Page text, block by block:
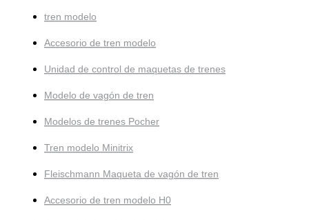
tren modelo
Accesorio de tren modelo
Unidad de control de maquetas de trenes
Modelo de vagón de tren
Modelos de trenes Pocher
Tren modelo Minitrix
Fleischmann Maqueta de vagón de tren
Accesorio de tren modelo H0